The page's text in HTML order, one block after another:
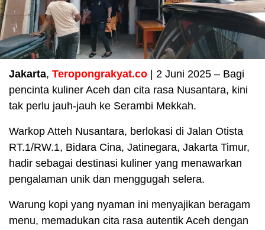
Jakarta, Teropongrakyat.co | 2 Juni 2025 – Bagi
pencinta kuliner Aceh dan cita rasa Nusantara, kini
tak perlu jauh-jauh ke Serambi Mekkah.
Warkop Atteh Nusantara, berlokasi di Jalan Otista
RT.1/RW.1, Bidara Cina, Jatinegara, Jakarta Timur,
hadir sebagai destinasi kuliner yang menawarkan
pengalaman unik dan menggugah selera.
Warung kopi yang nyaman ini menyajikan beragam
menu, memadukan cita rasa autentik Aceh dengan